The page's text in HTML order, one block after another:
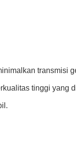
transmisi
tinggi yang